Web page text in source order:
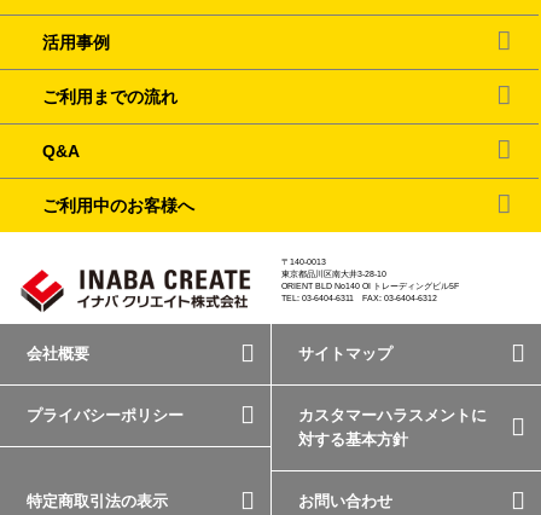
活用事例
ご利用までの流れ
Q&A
ご利用中のお客様へ
〒140-0013
東京都品川区南大井3-28-10
ORIENT BLD No140 OI トレーディングビル5F
TEL: 03-6404-6311 FAX: 03-6404-6312
会社概要 サイトマップ
プライバシーポリシー
カスタマーハラスメントに
対する基本方針
特定商取引法の表示 お問い合わせ